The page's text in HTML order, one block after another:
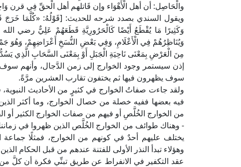
والْحَاصِل: أن أهل الْأَهْوَاء وإن قَاتلهم أهل الْحقِّ فِي قرن
ويقول السندي بصدد شرحه للحديث: [قَوْلُهُ: «كُلَّمَا
وَكَثِيرًا مَا يُقْطَعُ أَيْضًا كَالْحَرُورِيَّةِ قَطَعَهُمْ عَلِيٌّ رضي
وَيُنَاظِرُهُمْ فِي الْأَعْلَامِ، وَفِي بَعْضِ النُّسَخِ أَعْرَاضِهِمْ،
مِنَ الْعَرْضِ بِمَعْنَى نَاحِيَةِ الْجَبَلِ أَوْ بِمَعْنَى السَّحَابِ الَّذِي
إذن سيستمر وجود الخوارج إلى زمن الدَّجال، وأنهم
سوف يظهرون فيها ثم يختفون تقارب العشرين مرَّةً.
ولقد جاءت صفاتُ الخوارج في كثيرٍ من الأحاديث
فيه بعضها ففيه خصلة من خصال الخوارج، وما أكثر
من الخوارج الخُلَّصِ أو فيهم من صفات الخوارج الكثير أو
- وهناك طوائف من الخوارج الخُلَّص الذين ظهروا في
يختلف عليهم أحدٌ في كونهم من الخوارج، فمثلًا
وهؤلاء تبدأ النذر الأولى للفتنة عندهم من قبل الحكام
عقد التكفير في الانفراط عن طريق تبنِّي فكرة أن كلَّ